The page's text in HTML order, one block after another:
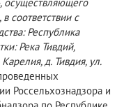
соответствии с
Республика
Река Тивдий,
д. Тивдия, ул.
Россельхознадзора и